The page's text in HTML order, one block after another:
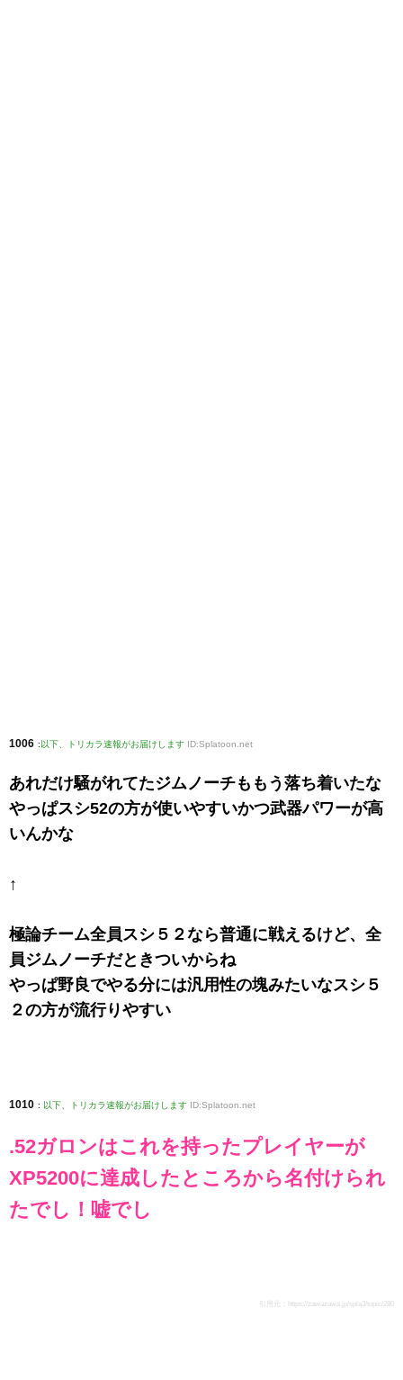
1006 :以下、トリカラ速報がお届けします ID:Splatoon.net
あれだけ騒がれてたジムノーチももう落ち着いたな
やっぱスシ52の方が使いやすいかつ武器パワーが高
いんかな
↑
極論チーム全員スシ５２なら普通に戦えるけど、全
員ジムノーチだときついからね
やっぱ野良でやる分には汎用性の塊みたいなスシ５
２の方が流行りやすい
1010 : 以下、トリカラ速報がお届けします ID:Splatoon.net
.52ガロンはこれを持ったプレイヤーが
XP5200に達成したところから名付けられ
たでし！嘘でし
引用元： https://zawazawa.jp/spla3/topic/280